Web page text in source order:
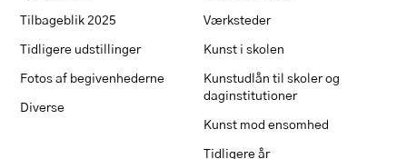
Tilbageblik 2025
Tidligere udstillinger
Fotos af begivenhederne
Diverse
Værksteder
Kunst i skolen
Kunstudlån til skoler og
daginstitutioner
Kunst mod ensomhed
Tidligere år